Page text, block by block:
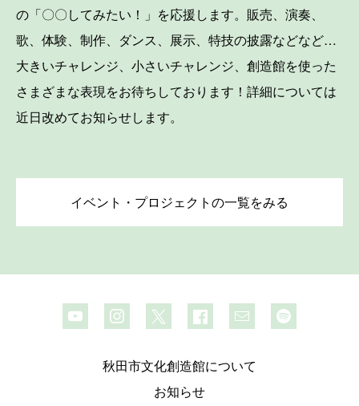
の「〇〇してみたい！」を応援します。販売、演奏、
歌、体験、制作、ダンス、展示、特技の披露などなど…
大きいチャレンジ、小さいチャレンジ、創造館を使った
さまざまな表現をお待ちしております！詳細については
近日改めてお知らせします。
イベント・プロジェクトの一覧をみる
秋田市文化創造館について
お知らせ